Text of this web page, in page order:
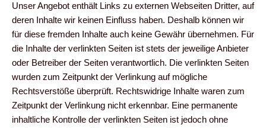
Unser Angebot enthält Links zu externen Webseiten Dritter, auf
deren Inhalte wir keinen Einfluss haben. Deshalb können wir
für diese fremden Inhalte auch keine Gewähr übernehmen. Für
die Inhalte der verlinkten Seiten ist stets der jeweilige Anbieter
oder Betreiber der Seiten verantwortlich. Die verlinkten Seiten
wurden zum Zeitpunkt der Verlinkung auf mögliche
Rechtsverstöße überprüft. Rechtswidrige Inhalte waren zum
Zeitpunkt der Verlinkung nicht erkennbar. Eine permanente
inhaltliche Kontrolle der verlinkten Seiten ist jedoch ohne